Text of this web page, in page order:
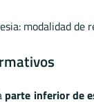
parte inferior de